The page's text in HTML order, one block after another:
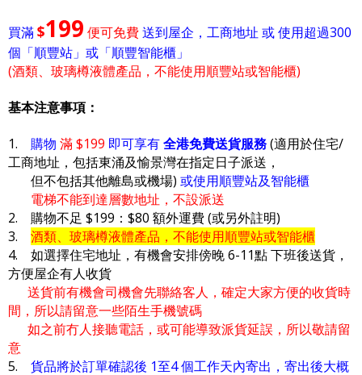
買滿$199 便可免費送到屋企，工商地址 或 使用超過300
個「順豐站」或「順豐智能櫃」
(酒類、玻璃樽液體產品，不能使用順豐站或智能櫃)
基本注意事項：
1. 購物 滿 $199 即可享有全港免費送貨服務(適用於住宅/
工商地址，包括東涌及愉景灣在指定日子派送，
但不包括其他離島或機場) 或使用順豐站及智能櫃
電梯不能到達層數地址，不設派送
2. 購物不足 $199：$80 額外運費 (或另外註明)
3. 酒類、玻璃樽液體產品，不能使用順豐站或智能櫃
4. 如選擇住宅地址，有機會安排傍晚 6-11點 下班後送貨，
方便屋企有人收貨
送貨前有機會司機會先聯絡客人，確定大家方便的收貨時
間，所以請留意一些陌生手機號碼
如之前冇人接聽電話，或可能導致派貨延誤，所以敬請留
意
5. 貨品將於訂單確認後 1至4 個工作天內寄出，寄出後大概